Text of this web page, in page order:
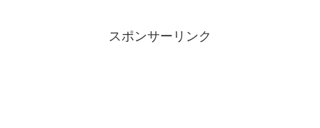
スポンサーリンク